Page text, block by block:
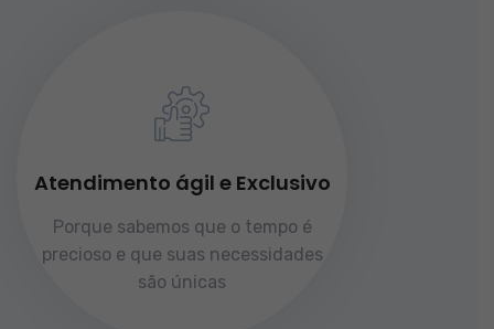
Atendimento ágil e Exclusivo
Porque sabemos que o tempo é
precioso e que suas necessidades
são únicas